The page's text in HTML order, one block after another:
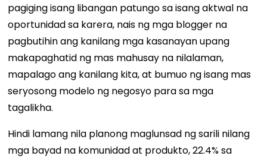
pagiging isang libangan patungo sa isang aktwal na
oportunidad sa karera, nais ng mga blogger na
pagbutihin ang kanilang mga kasanayan upang
makapaghatid ng mas mahusay na nilalaman,
mapalago ang kanilang kita, at bumuo ng isang mas
seryosong modelo ng negosyo para sa mga
tagalikha.
Hindi lamang nila planong maglunsad ng sarili nilang
mga bayad na komunidad at produkto, 22.4% sa